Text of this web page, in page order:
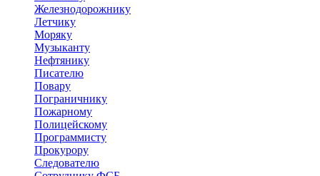
Железнодорожнику
Летчику
Моряку
Музыканту
Нефтянику
Писателю
Повару
Пограничнику
Пожарному
Полицейскому
Программисту
Прокурору
Следователю